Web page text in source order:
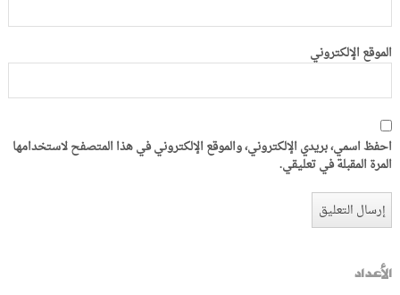
الموقع الإلكتروني
احفظ اسمي، بريدي الإلكتروني، والموقع الإلكتروني في هذا المتصفح لاستخدامها
المرة المقبلة في تعليقي.
الأعداد